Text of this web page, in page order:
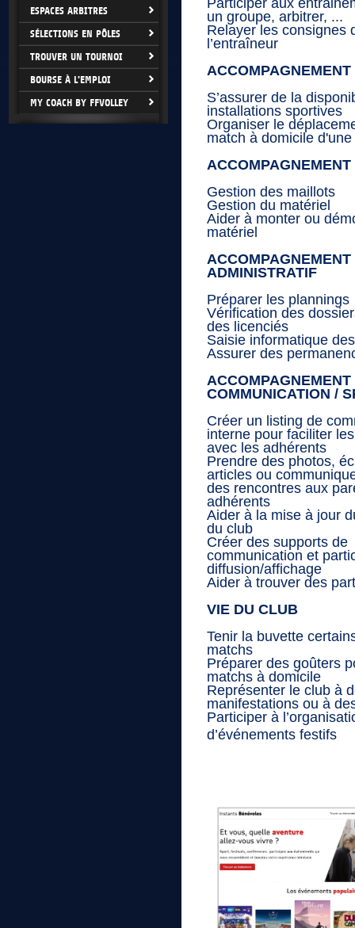
ESPACES ARBITRES
SÉLECTIONS EN PÔLES
TROUVER UN TOURNOI
BOURSE À L'EMPLOI
MY COACH BY FFVOLLEY
Participer aux
un groupe, arbitrer, ...
Relayer les consignes
l’entraîneur
S’assurer de la
installations sportives
Organiser le
match à domicile
Gestion des maillots
Gestion du matériel
Aider à monter ou
matériel
ACCOMPAGNEMENT
ADMINISTRATIF
Préparer les plannings
Vérification des
des licenciés
Saisie informatique
Assurer des
ACCOMPAGNEMENT
COMMUNICATION /
Créer un listing de
interne pour faciliter
avec les adhérents
Prendre des photos,
articles ou
des rencontres aux
adhérents
Aider à la mise à jour
du club
Créer des supports de
communication et
diffusion/affichage
Aider à trouver des
VIE DU CLUB
Tenir la buvette
matchs
Préparer des goûters
matchs à domicile
Représenter le club à
manifestations ou à
Participer à
d’événements festifs